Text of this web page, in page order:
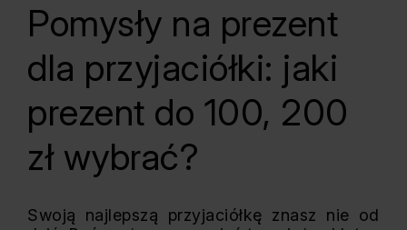
Pomysły na prezent
dla przyjaciółki: jaki
prezent do 100, 200
zł wybrać?
Swoją najlepszą przyjaciółkę znasz nie od